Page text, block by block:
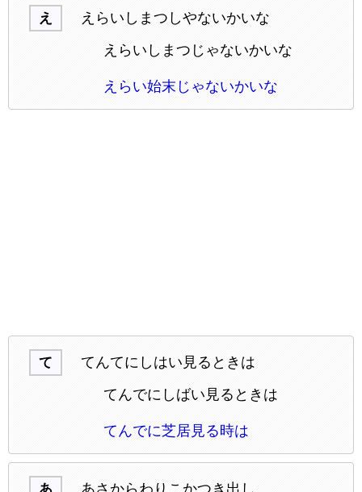
え
えらいしまつしやないかいな
えらいしまつじゃないかいな
えらい始末じゃないかいな
て
てんてにしはい見るときは
てんでにしばい見るときは
てんでに芝居見る時は
あ あさからわりこかつき出し